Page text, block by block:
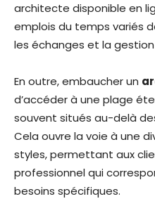
architecte disponible en
emplois du temps variés
les échanges et la
En outre, embaucher un
d’accéder à une plage
souvent situés au-delà
Cela ouvre la voie à une
styles, permettant aux
professionnel qui
besoins spécifiques.